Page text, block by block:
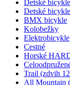
Detské
Detské
BMX bicykle
Kolobežky
Elektrobicykle
Cestné
Horské
Trail (zdvih
All Mountain